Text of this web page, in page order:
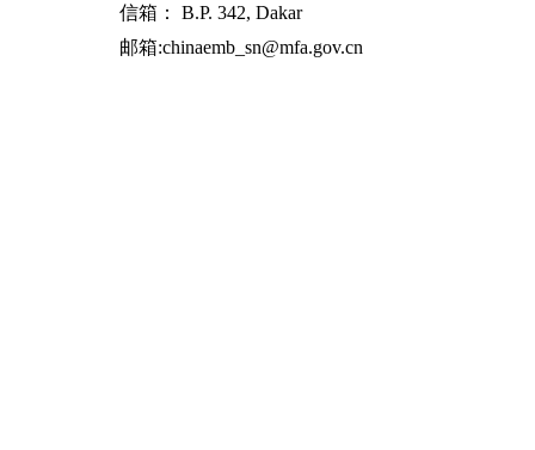
信箱： B.P. 342, Dakar
邮箱:chinaemb_sn@mfa.gov.cn